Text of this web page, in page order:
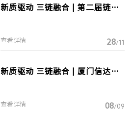
新质驱动 三链融合 | 第二届链博
查看详情 28/11
新质驱动 三链融合 | 厦门信达亮
查看详情 08/09